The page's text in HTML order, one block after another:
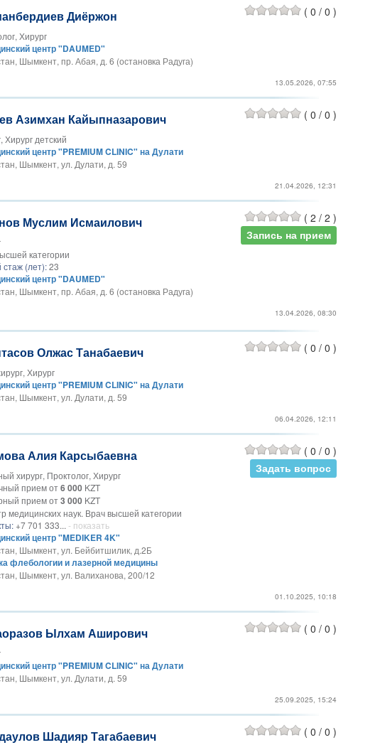
Диёржон
Хирург
центр "DAUMED"
Шымкент, пр. Абая, д. 6 (остановка Радуга)
( 0 / 0 )
13.05.2026, 07:55
Азимхан Кайыпназарович
Хирург детский
центр "PREMIUM CLINIC" на Дулати
Шымкент, ул. Дулати, д. 59
( 0 / 0 )
21.04.2026, 12:31
Муслим Исмаилович
категории
(лет):23
центр "DAUMED"
Шымкент, пр. Абая, д. 6 (остановка Радуга)
( 2 / 2 )
Запись на прием
13.04.2026, 08:30
Олжас Танабаевич
Хирург
центр "PREMIUM CLINIC" на Дулати
Шымкент, ул. Дулати, д. 59
( 0 / 0 )
06.04.2026, 12:11
Алия Карсыбаевна
хирург, Проктолог, Хирург
прием от6 000KZT
прием от3 000KZT
медицинских наук. Врач высшей категории
+7 701 333... - показать
центр "MEDIKER 4K"
Шымкент, ул. Бейбитшилик, д.2Б
флебологии и лазерной медицины
Шымкент, ул. Валиханова, 200/12
( 0 / 0 )
Задать вопрос
01.10.2025, 10:18
Ылхам Аширович
центр "PREMIUM CLINIC" на Дулати
Шымкент, ул. Дулати, д. 59
( 0 / 0 )
25.09.2025, 15:24
Шадияр Тагабаевич ( 0 / 0 )